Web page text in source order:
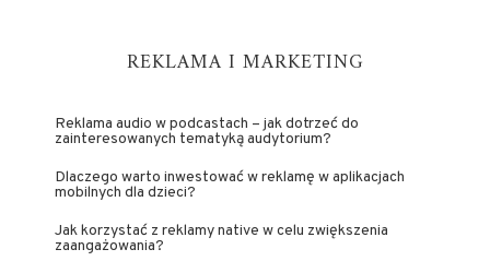
REKLAMA I MARKETING
Reklama audio w podcastach – jak dotrzeć do
zainteresowanych tematyką audytorium?
Dlaczego warto inwestować w reklamę w aplikacjach
mobilnych dla dzieci?
Jak korzystać z reklamy native w celu zwiększenia
zaangażowania?